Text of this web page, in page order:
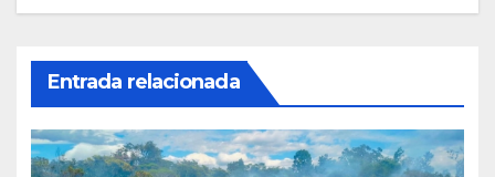
Entrada relacionada